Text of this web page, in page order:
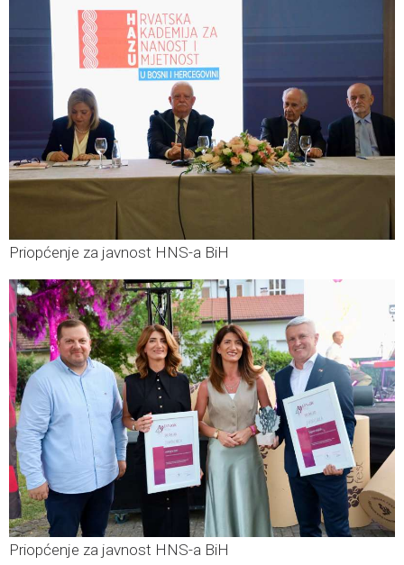
Priopćenje za javnost HNS-a BiH
Priopćenje za javnost HNS-a BiH